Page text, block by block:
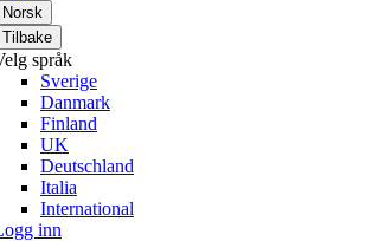
Norsk
Tilbake
språk
Sverige
Danmark
Finland
UK
Deutschland
Italia
International
inn